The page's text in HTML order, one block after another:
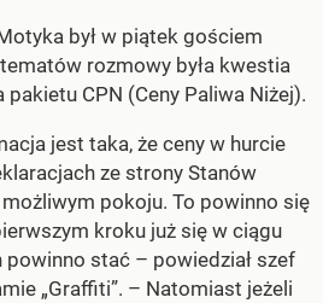
był w piątek gościem
rozmowy była kwestia
CPN (Ceny Paliwa Niżej).
jest taka, że ceny w hurcie
ze strony Stanów
pokoju. To powinno się
kroku już się w ciągu
powinno stać – powiedział szef
„Graffiti”. – Natomiast jeżeli